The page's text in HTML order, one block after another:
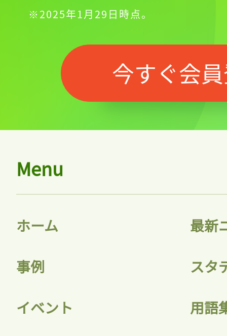
ログインが必
※2025年1月29日時点。
今すぐ会
Menu
ホーム 最新
事例 スタ
イベント 用語